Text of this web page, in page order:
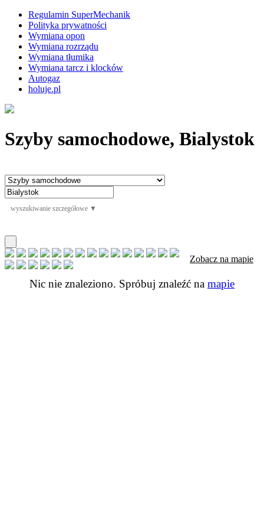
Regulamin SuperMechanik
Polityka prywatności
Wymiana opon
Wymiana rozrządu
Wymiana tłumika
Wymiana tarcz i klocków
Autogaz
holuje.pl
Szyby samochodowe, Bialystok
wyszukiwanie szczegółowe ▼
Zobacz na mapie
Nic nie znaleziono. Spróbuj znaleźć na mapie